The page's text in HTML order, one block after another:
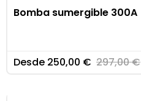
Bomba sumergible 300A
Desde 250,00 € 297,00€